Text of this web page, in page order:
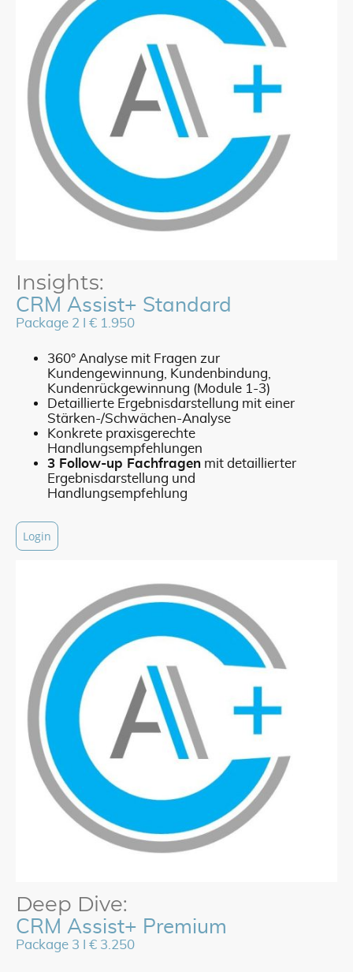
Insights:
CRM Assist+ Standard
Package 2 I € 1.950
360° Analyse mit Fragen zur
Kundengewinnung, Kundenbindung,
Kundenrückgewinnung (Module 1-3)
Detaillierte Ergebnisdarstellung mit einer
Stärken-/Schwächen-Analyse
Konkrete praxisgerechte
Handlungsempfehlungen
3 Follow-up Fachfragen mit detaillierter
Ergebnisdarstellung und
Handlungsempfehlung
Login
Deep Dive:
CRM Assist+ Premium
Package 3 I € 3.250